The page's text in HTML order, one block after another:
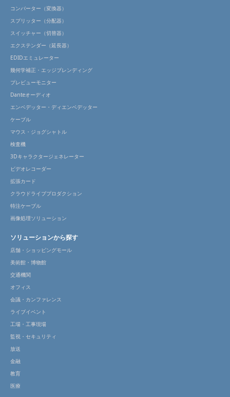
コンバーター（変換器）
スプリッター（分配器）
スイッチャー（切替器）
エクステンダー（延長器）
EDIDエミュレーター
幾何学補正・エッジブレンディング
プレビューモニター
Danteオーディオ
エンベデッター・ディエンベデッター
ケーブル
マウス・ジョグシャトル
検査機
3Dキャラクタージェネレーター
ビデオレコーダー
拡張カード
クラウドライブプロダクション
特注ケーブル
画像処理ソリューション
ソリューションから探す
店舗・ショッピングモール
美術館・博物館
交通機関
オフィス
会議・カンファレンス
ライブイベント
工場・工事現場
監視・セキュリティ
放送
金融
教育
医療